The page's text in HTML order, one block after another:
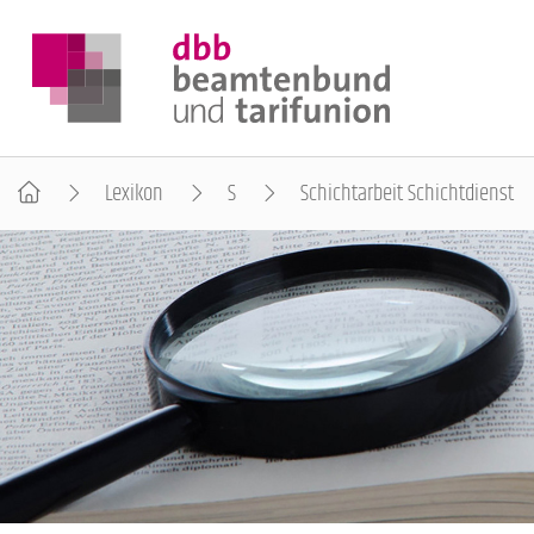
DER DBB
BEAMTINNEN & BEAMTE
ARBEITNEHMENDE
POLITIK & POSITIONEN
Lexikon S Schichtarbeit Schichtdienst